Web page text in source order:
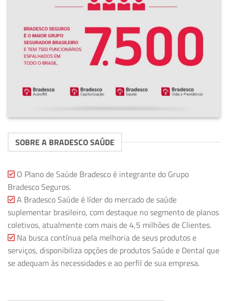
SOBRE A BRADESCO SAÚDE
O Plano de Saúde Bradesco é integrante do Grupo
Bradesco Seguros.
A Bradesco Saúde é líder do mercado de saúde
suplementar brasileiro, com destaque no segmento de planos
coletivos, atualmente com mais de 4,5 milhões de Clientes.
Na busca contínua pela melhoria de seus produtos e
serviços, disponibiliza opções de produtos Saúde e Dental que
se adequam às necessidades e ao perfil de sua empresa.